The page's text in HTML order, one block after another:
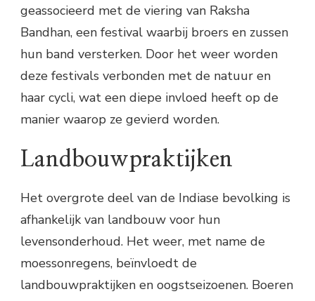
geassocieerd met de viering van Raksha
Bandhan, een festival waarbij broers en zussen
hun band versterken. Door het weer worden
deze festivals verbonden met de natuur en
haar cycli, wat een diepe invloed heeft op de
manier waarop ze gevierd worden.
Landbouwpraktijken
Het overgrote deel van de Indiase bevolking is
afhankelijk van landbouw voor hun
levensonderhoud. Het weer, met name de
moessonregens, beïnvloedt de
landbouwpraktijken en oogstseizoenen. Boeren